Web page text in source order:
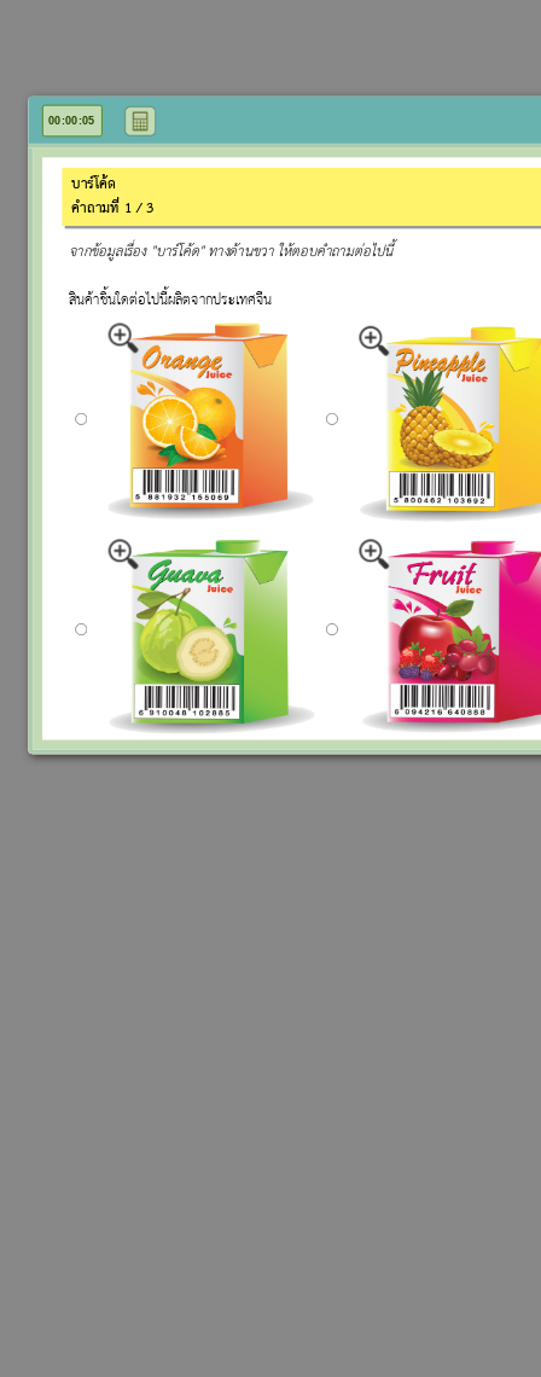
00:00:05
บาร์โค้ด
คำถามที่ 1 / 3
จากข้อมูลเรื่อง "บาร์โค้ด" ทางด้านขวา ให้ตอบคำถามต่อไปนี้
สินค้าชิ้นใดต่อไปนี้ผลิตจากประเทศจีน